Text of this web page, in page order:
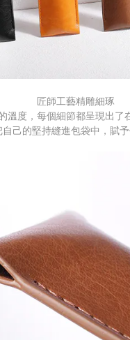
匠師工藝精雕細琢
溫度，每個細節都呈現出了
己的堅持縫進包袋中，賦